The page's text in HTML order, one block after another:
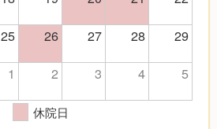
25 26 27 28
29
1 2 3 4 5
休院日